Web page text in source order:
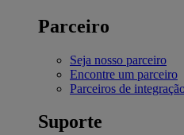
Parceiro
Seja nosso parceiro
Encontre um parceiro
Parceiros de
Suporte